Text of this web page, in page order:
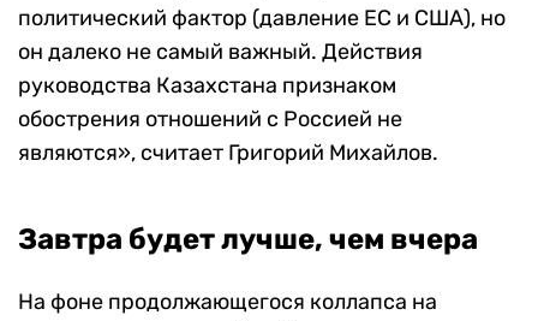
политический фактор (давление ЕС и США), но
он далеко не самый важный. Действия
руководства Казахстана признаком
обострения отношений с Россией не
являются», считает Григорий Михайлов.
Завтра будет лучше, чем вчера
На фоне продолжающегося коллапса на